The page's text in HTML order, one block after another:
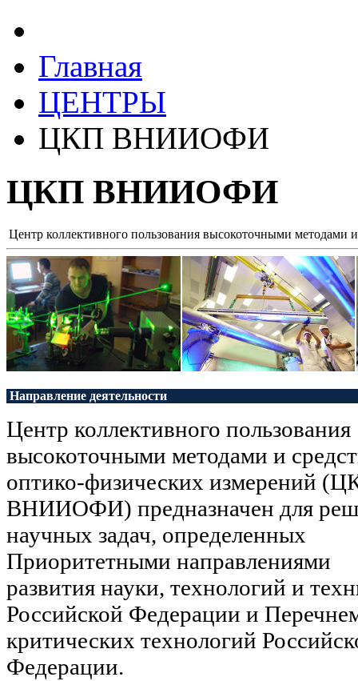
Главная
ЦЕНТРЫ
ЦКП ВНИИОФИ
ЦКП ВНИИОФИ
Центр коллективного пользования высокоточными методами
Направление деятельности
Центр коллективного пользования
высокоточными методами и
оптико-физических измерений
ВНИИОФИ) предназначен для
научных задач, определенных
Приоритетными направлениями
развития науки, технологий и
Российской Федерации и
критических технологий
Федерации.